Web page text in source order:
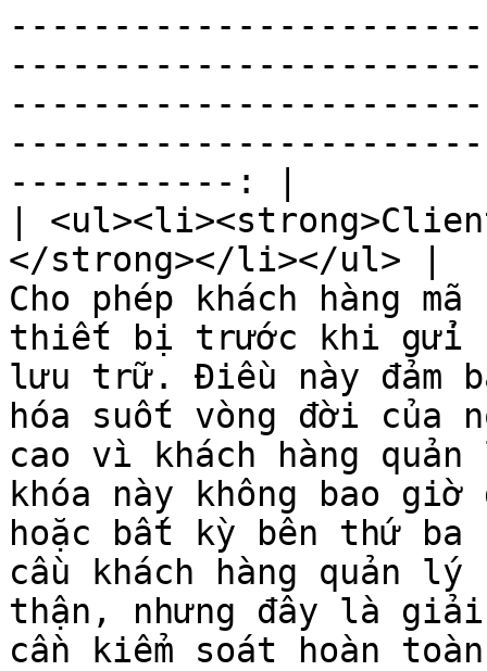
-----------: |
|
</strong></li></ul> |
Cho phép khách hàng
thiết bị trước khi gửi
lưu trữ. Điều này đảm
hóa suốt vòng đời của
cao vì khách hàng
khóa này không bao
hoặc bất kỳ bên thứ ba
cầu khách hàng quản lý
thận, nhưng đây là
cần kiểm soát hoàn